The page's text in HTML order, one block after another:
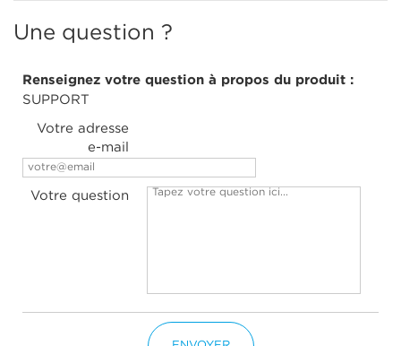
Une question ?
Renseignez votre question à propos du produit :
SUPPORT
Votre adresse
e-mail
Votre question